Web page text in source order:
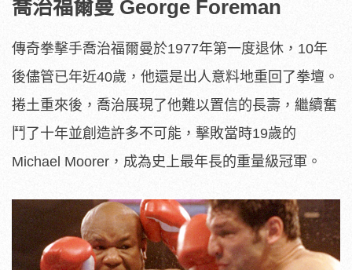
喬治福爾曼 George Foreman
傳奇拳擊手喬治福爾曼於1977年第一度退休，10年
後儘管已年近40歲，他還是出人意料地重回了拳壇。
捲土重來後，喬治展現了他難以置信的長壽，繼續奮
鬥了十年並創造許多不可能，擊敗當時19歲的
Michael Moorer，成為史上最年長的重量級冠軍。